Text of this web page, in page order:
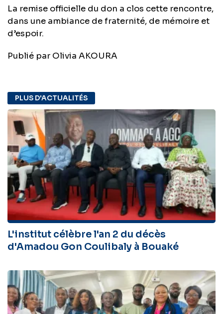
La remise officielle du don a clos cette rencontre,
dans une ambiance de fraternité, de mémoire et
d’espoir.
Publié par Olivia AKOURA
PLUS D'ACTUALITÉS
L'institut célèbre l'an 2 du décès
d'Amadou Gon Coulibaly à Bouaké